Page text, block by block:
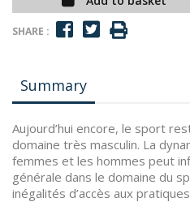
SHARE :
Summary
Aujourd’hui encore, le sport
domaine très masculin. La
femmes et les hommes peut
générale dans le domaine du
inégalités d’accès aux